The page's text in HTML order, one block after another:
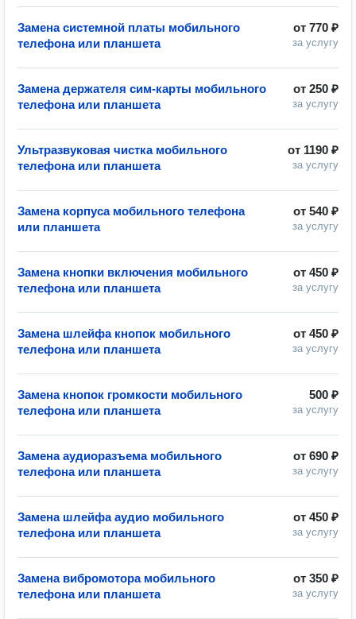
от 770 ₽
за услугу
Замена системной платы мобильного
телефона или планшета
от 250 ₽
за услугу
Замена держателя сим-карты мобильного
телефона или планшета
от 1190 ₽
за услугу
Ультразвуковая чистка мобильного
телефона или планшета
от 540 ₽
за услугу
Замена корпуса мобильного телефона
или планшета
от 450 ₽
за услугу
Замена кнопки включения мобильного
телефона или планшета
от 450 ₽
за услугу
Замена шлейфа кнопок мобильного
телефона или планшета
500 ₽
за услугу
Замена кнопок громкости мобильного
телефона или планшета
от 690 ₽
за услугу
Замена аудиоразъема мобильного
телефона или планшета
от 450 ₽
за услугу
Замена шлейфа аудио мобильного
телефона или планшета
от 350 ₽
за услугу
Замена вибромотора мобильного
телефона или планшета